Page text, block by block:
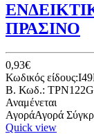
ΠΡΑΣΙΝΟ
0,93€
Κωδικός
B. Κωδ.: TPN122G
Αναμένεται
ΑγοράΑγορά
Quick view